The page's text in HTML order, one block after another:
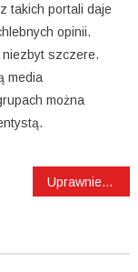
takich portali daje
opinii.
szczere.
media
można
Uprawnienia gazowe, czy warto?